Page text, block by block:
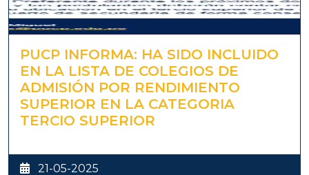
PUCP INFORMA: HA SIDO INCLUIDO
EN LA LISTA DE COLEGIOS DE
ADMISIÓN POR RENDIMIENTO
SUPERIOR EN LA CATEGORIA
TERCIO SUPERIOR
21-05-2025